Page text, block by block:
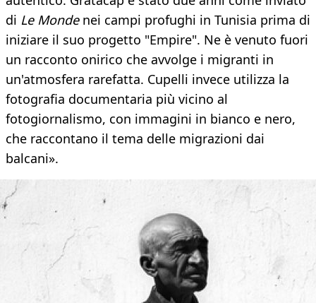
di Le Mondenei campi profughi in Tunisia prima di
iniziare il suo progetto "Empire". Ne è venuto fuori
un racconto onirico che avvolge i migranti in
un'atmosfera rarefatta. Cupelli invece utilizza la
fotografia documentaria più vicino al
fotogiornalismo, con immagini in bianco e nero,
che raccontano il tema delle migrazioni dai
balcani».